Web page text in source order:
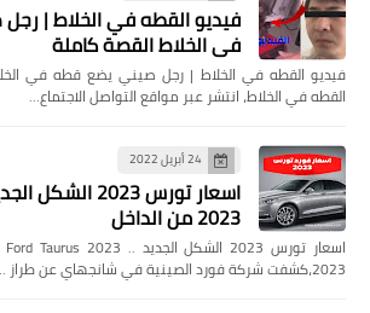
فيديو القطه في الخلاط |
في الخلاط القصة كاملة
فيديو القطه في الخلاط | رجل صيني يضع قطه في
القطه في الخلاط، انتشر عبر مواقع التواصل الاجتماع…
24 أبريل 2022
2023 من الداخل
2023،كشفت شركة فورد الصينية في شانجهاي عن طراز …